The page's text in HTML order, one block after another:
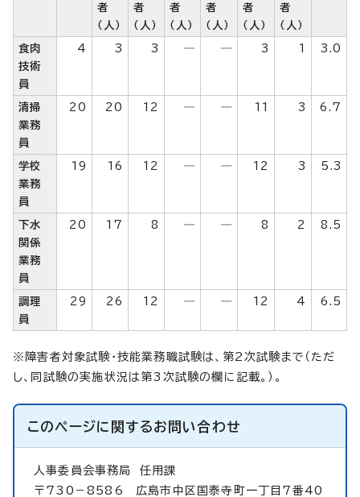
者
（人）
者
（人）
者
（人）
者
（人）
者
（人）
者
（人）
食肉
技術
員
4 3 3 ― ― 3 1 3.0
清掃
業務
員
20 20 12 ― ― 11 3 6.7
学校
業務
員
19 16 12 ― ― 12 3 5.3
下水
関係
業務
員
20 17 8 ― ― 8 2 8.5
調理
員
29 26 12 ― ― 12 4 6.5
※障害者対象試験・技能業務職試験は、第2次試験まで（ただ
し、同試験の実施状況は第3次試験の欄に記載。）。
このページに関するお問い合わせ
人事委員会事務局 任用課
〒730－8586 広島市中区国泰寺町一丁目7番40